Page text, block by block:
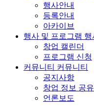
행사안내
등록안내
아카이브
행사 및 프로그램 행
창업 캘린더
프로그램 신청
커뮤니티 커뮤니티
공지사항
창업 정보 공유
언론보도